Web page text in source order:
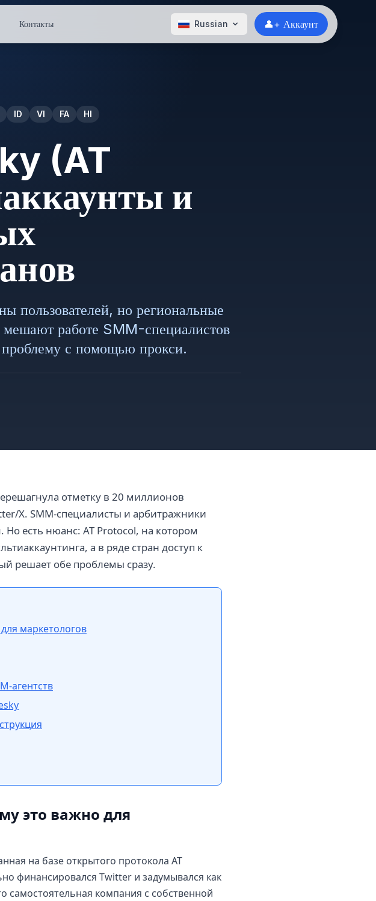
Контакты Russian 👤+ Аккаунт
ID VI FA HI
(AT
и
пользователей, но региональные
мешают работе SMM-специалистов
с помощью прокси.
отметку в 20 миллионов
X. SMM-специалисты и арбитражники
есть нюанс: AT Protocol, на котором
а в ряде стран доступ к
решает обе проблемы сразу.
маркетологов
агентств
это важно для
на базе открытого протокола AT
финансировался Twitter и задумывался как
самостоятельная компания с собственной